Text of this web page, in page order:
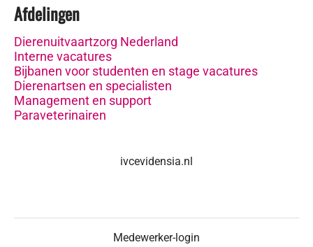
Afdelingen
Dierenuitvaartzorg Nederland
Interne vacatures
Bijbanen voor studenten en stage vacatures
Dierenartsen en specialisten
Management en support
Paraveterinairen
ivcevidensia.nl
Medewerker-login